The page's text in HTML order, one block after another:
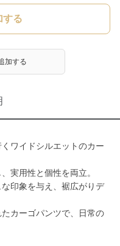
する
加する
ワイドシルエットのカー
実用性と個性を両立。
印象を与え、裾広がりデ
カーゴパンツで、日常の